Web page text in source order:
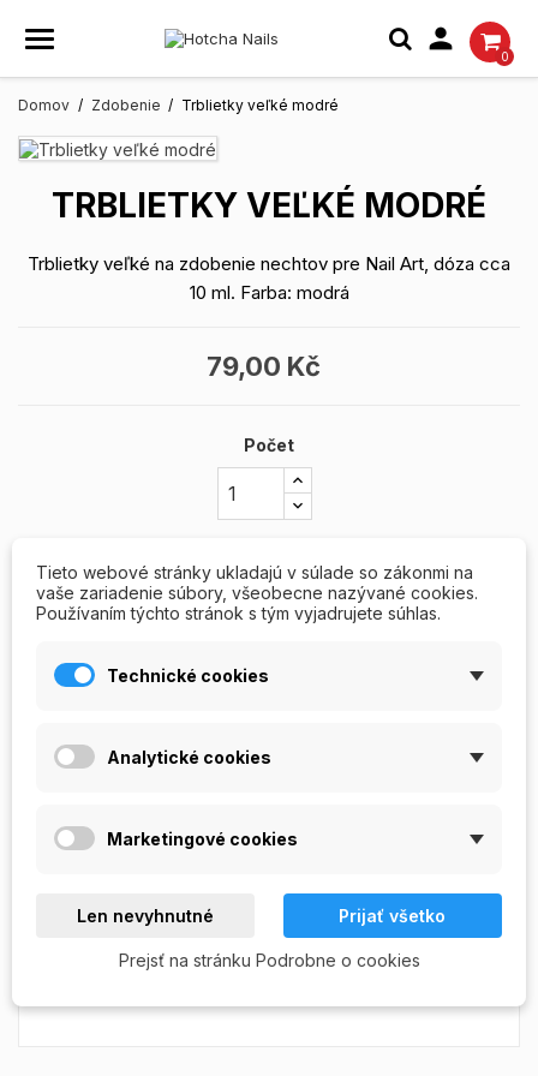

0
Domov Zdobenie Trblietky veľké modré
TRBLIETKY VEĽKÉ MODRÉ
Trblietky veľké na zdobenie nechtov pre Nail Art, dóza cca
10 ml. Farba: modrá
79,00 Kč
Počet
PRIDAŤ DO KOŠÍKA
Trblietky veľké modré na zdobenie (Nail Art) umelých
- gélových a akrylových nechtov, balenie: dóza, cca 10
Tieto webové stránky ukladajú v súlade so zákonmi na
vaše zariadenie súbory, všeobecne nazývané cookies.
Používaním týchto stránok s tým vyjadrujete súhlas.
Technické cookies
Analytické cookies
Marketingové cookies
Len nevyhnutné Prijať všetko
Prejsť na stránku Podrobne o cookies